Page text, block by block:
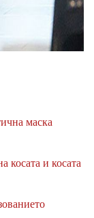
маска
косата и косата